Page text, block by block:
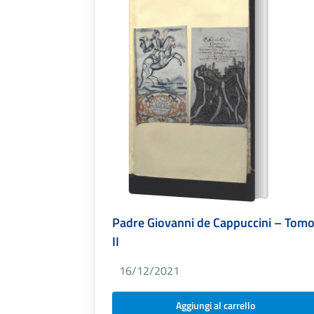
Padre Giovanni de Cappuccini – Tomo
II
16/12/2021
Aggiungi al carrello